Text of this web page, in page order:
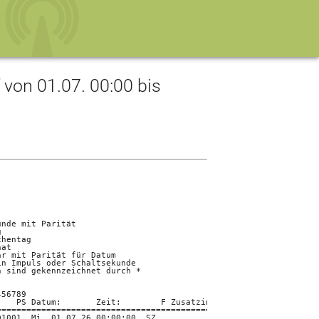
01.07. 00:00 bis